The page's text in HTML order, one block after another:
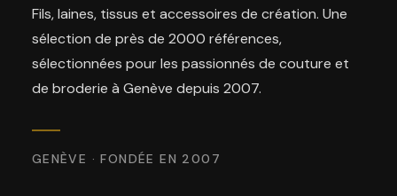
Fils, laines, tissus et accessoires de création. Une
sélection de près de 2000 références,
sélectionnées pour les passionnés de couture et
de broderie à Genève depuis 2007.
GENÈVE · FONDÉE EN 2007